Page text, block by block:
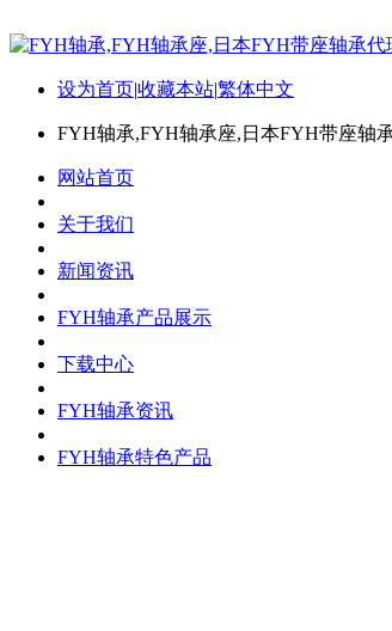
设为首页|收藏本站|繁体中文
FYH轴承,FYH轴承座,日本FYH带座轴
网站首页
关于我们
新闻资讯
FYH轴承产品展示
下载中心
FYH轴承资讯
FYH轴承特色产品